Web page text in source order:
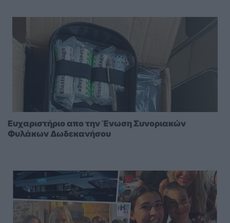
Ευχαριστήριο απο την Ένωση Συνοριακών
Φυλάκων Δωδεκανήσου